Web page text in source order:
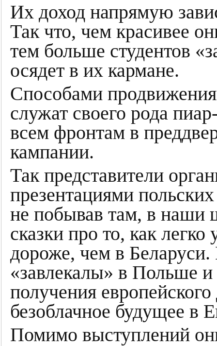
Их доход напрямую
Так что, чем красивее
тем больше студентов
осядет в их кармане.
Способами
служат своего рода
всем фронтам в
кампании.
Так представители
презентациями
не побывав там, в наши
сказки про то, как
дороже, чем в Беларуси.
«завлекалы» в Польше
получения
безоблачное будущее в
Помимо выступлений